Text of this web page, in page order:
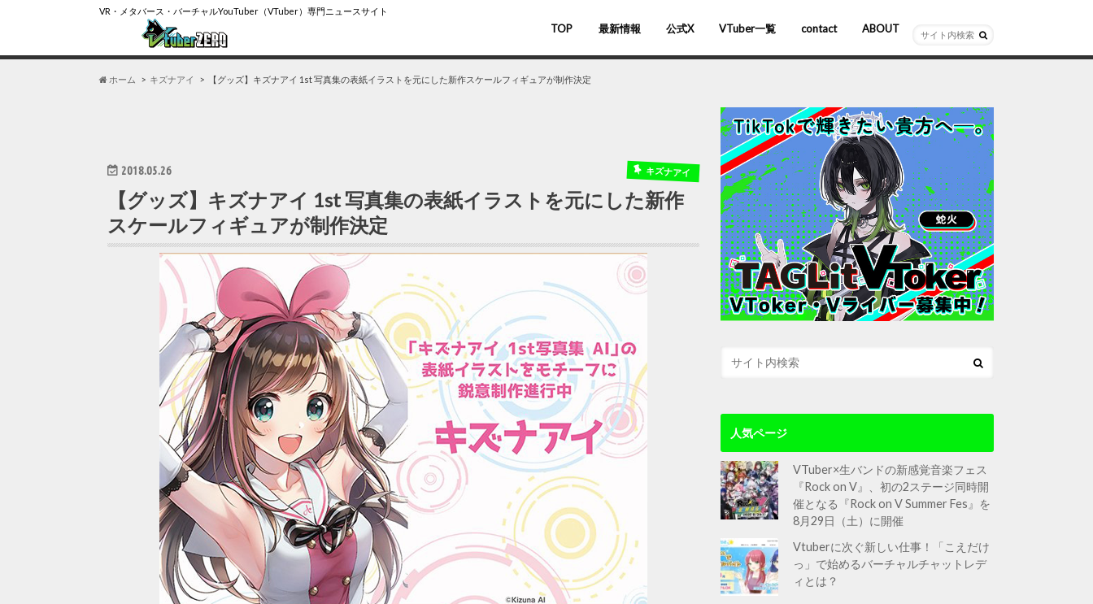
VR・メタバース・バーチャルYouTuber（VTuber）専門ニュースサイト
TOP 最新情報 公式X VTuber一覧
バーチャルYouTuber
VR/AR
ホロライブ
にじさんじ
ななしいんく
ぶいすぽっ！
contact ABOUT
ホーム キズナアイ 【グッズ】キズナアイ 1st 写真集の表紙イラストを元にした新作スケールフィギュアが制作決定
2018.05.26 キズナアイ
【グッズ】キズナアイ 1st 写真集の表紙イラストを元にした新作
スケールフィギュアが制作決定
人気ページ
VTuber×生バンドの新感覚音楽フェス
『Rock on V』、初の2ステージ同時開
催となる『Rock on V Summer Fes』を
8月29日（土）に開催
Vtuberに次ぐ新しい仕事！「こえだけ
っ」で始めるバーチャルチャットレデ
ィとは？